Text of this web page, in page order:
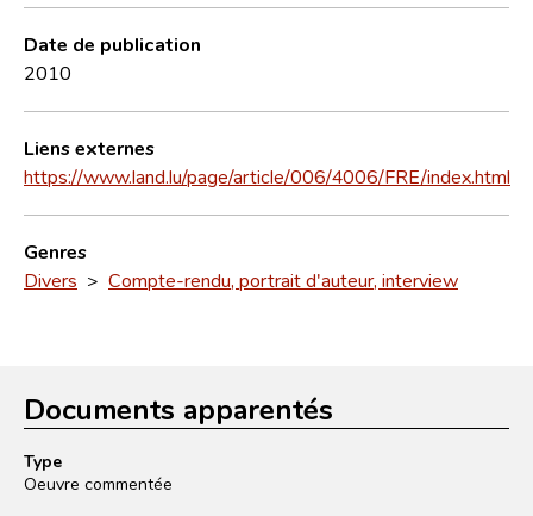
Date de publication
2010
Liens externes
https://www.land.lu/page/article/006/4006/FRE/index.html
Genres
Divers > Compte-rendu, portrait d'auteur, interview
Documents apparentés
Type
Oeuvre commentée